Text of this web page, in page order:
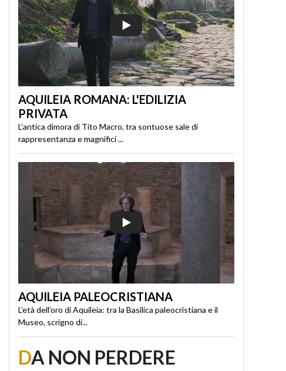
AQUILEIA ROMANA: L'EDILIZIA
PRIVATA
L’antica dimora di Tito Macro, tra sontuose sale di
rappresentanza e magnifici ...
AQUILEIA PALEOCRISTIANA
L’età dell’oro di Aquileia: tra la Basilica paleocristiana e il
Museo, scrigno di...
DA NON PERDERE